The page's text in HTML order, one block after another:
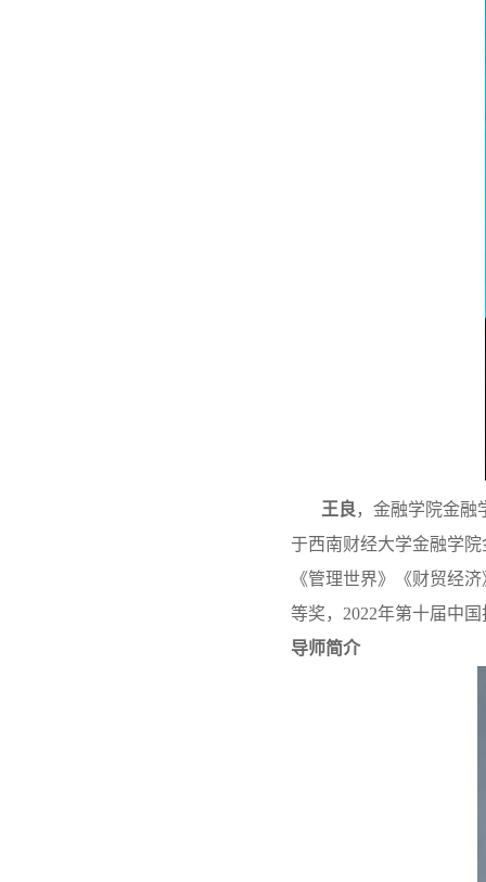
王良 ，金融学院金融
于西南财经大学金融学
《管理世界》《财贸经
等奖，2022年第十届中
导师简介